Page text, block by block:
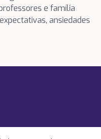
e família
ansiedades